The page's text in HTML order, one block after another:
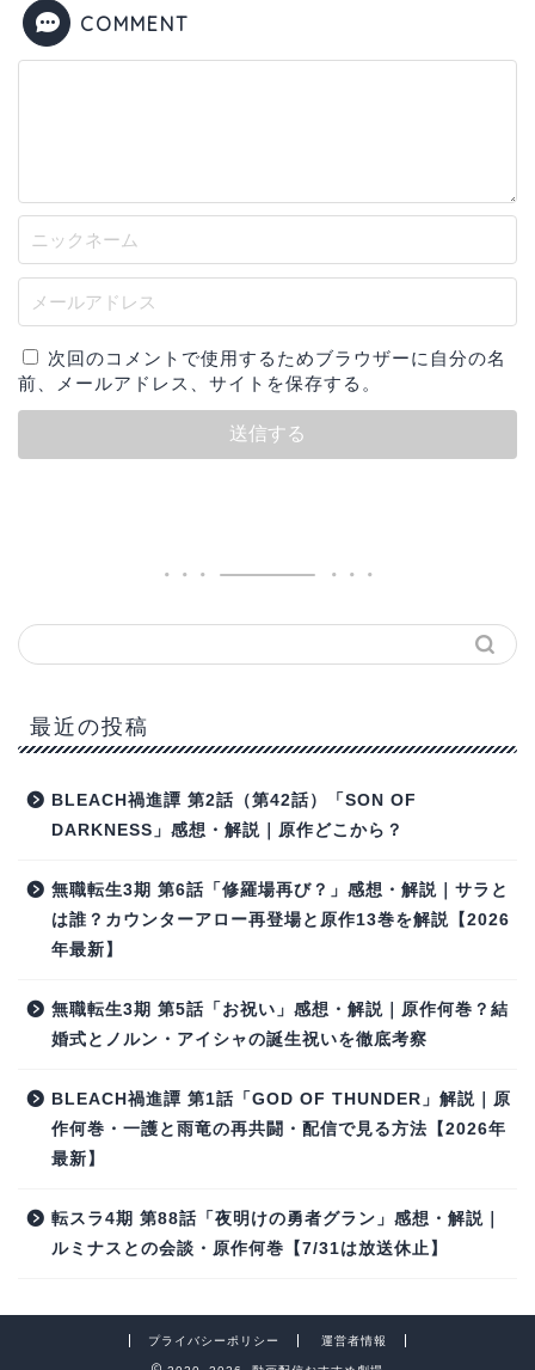
COMMENT
次回のコメントで使用するためブラウザーに自分の名
前、メールアドレス、サイトを保存する。
最近の投稿
BLEACH禍進譚 第2話（第42話）「SON OF
DARKNESS」感想・解説｜原作どこから？
無職転生3期 第6話「修羅場再び？」感想・解説｜サラと
は誰？カウンターアロー再登場と原作13巻を解説【2026
年最新】
無職転生3期 第5話「お祝い」感想・解説｜原作何巻？結
婚式とノルン・アイシャの誕生祝いを徹底考察
BLEACH禍進譚 第1話「GOD OF THUNDER」解説｜原
作何巻・一護と雨竜の再共闘・配信で見る方法【2026年
最新】
転スラ4期 第88話「夜明けの勇者グラン」感想・解説｜
ルミナスとの会談・原作何巻【7/31は放送休止】
プライバシーポリシー 運営者情報